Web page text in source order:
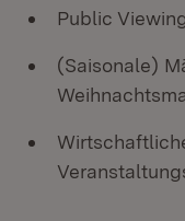
Public
(Saisonale)